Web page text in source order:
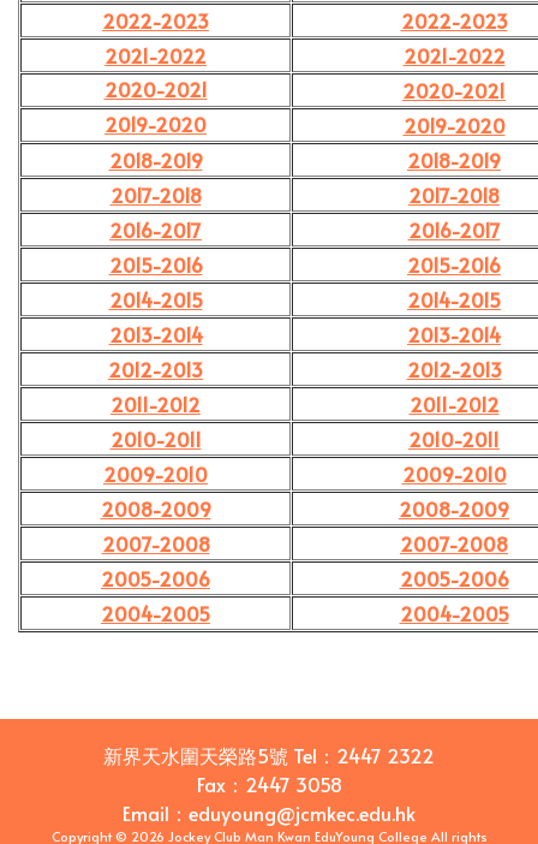
2022-2023
2022-2023
2021-2022
2021-2022
2020-2021
2020-2021
2019-2020
2019-2020
2018-2019
2018-2019
2017-2018
2017-2018
2016-2017
2016-2017
2015-2016
2015-2016
2014-2015
2014-2015
2013-2014
2013-2014
2012-2013
2012-2013
2011-2012
2011-2012
2010-2011
2010-2011
2009-2010
2009-2010
2008-2009
2008-2009
2007-2008
2007-2008
2005-2006
2005-2006
2004-2005
2004-2005
新界天水圍天榮路5號 Tel： 2447 2322
Fax： 2447 3058
Email ： eduyoung@jcmkec.edu.hk
Copyright © 2026 Jockey Club Man Kwan EduYoung College All rights